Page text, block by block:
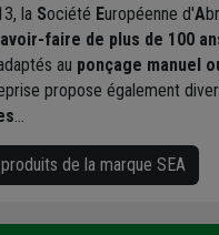
la Société Européenne d'A
faire de plus de 100
au ponçage manuel
propose également
...
de la marque SEA